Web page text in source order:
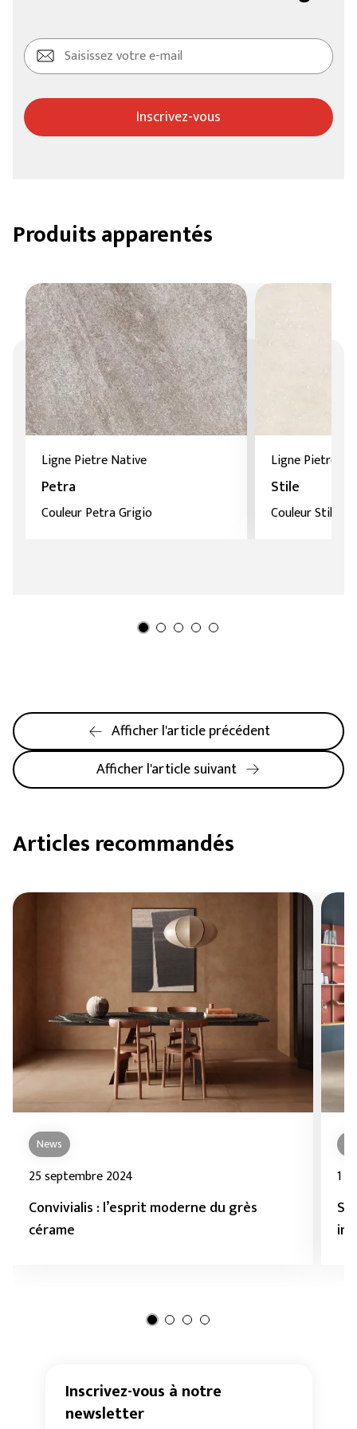
Inscrivez-vous
Produits apparentés
Ligne Pietre Native
Petra
Couleur Petra Grigio
Ligne Pietre
Stile
Couleur Stile
Afficher l'article précédent
Afficher l'article suivant
Articles recommandés
News
25 septembre 2024
Convivialis : l’esprit moderne du grès
cérame
1
Inscrivez-vous à notre
newsletter